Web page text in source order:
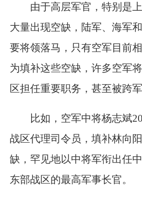
由于高层军官，特别是
大量出现空缺，陆军、海军
要将领落马，只有空军目前相
为填补这些空缺，许多空军
区担任重要职务，甚至被跨
比如，空军中将杨志斌
战区代理司令员，填补林向
缺，罕见地以中将军衔出任
东部战区的最高军事长官。